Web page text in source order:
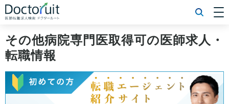
[常勤] 科目から探す
[常勤] 特徴から探す
Doctoruit医師転職特集
Doctoruitについて
運営者情報
プライバシーポリシー
その他病院専門医取得可の医師求人・
転職情報